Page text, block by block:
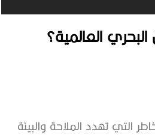
العالمية؟
التي تهدد الملاحة والبيئة